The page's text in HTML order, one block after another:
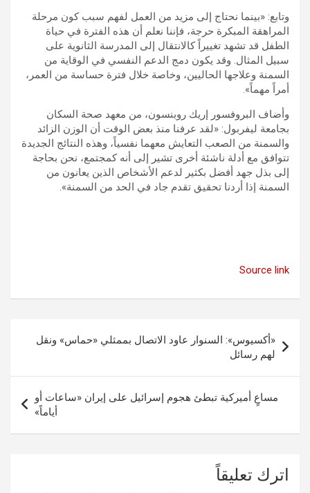
وتابع: «بينما نحتاج إلى مزيد من العمل لفهم سبب كون مرحلة
المراهقة المبكرة حرجة، فإننا نعلم أن هذه الفترة في حياة
الطفل قد تشهد تغييراً كالانتقال إلى المدرسة الثانوية على
سبيل المثال. وقد يكون دمج الدعم النفسي في الوقاية من
السمنة وعلاجها الحاليين، وخاصة خلال فترة حساسة من العمر،
أمراً مهماً».
وأضاف البروفسور إريك روبنسون، من معهد صحة السكان
بجامعة ليفربول: «لقد عرفنا منذ بعض الوقت أن الوزن الزائد
والسمنة من الصعب التعايش معهما نفسياً، وهذه النتائج الجديدة
تتوافق مع أدلة ناشئة أخرى تشير إلى أنه كمجتمع، نحن بحاجة
إلى بذل جهد أفضل بكثير لدعم الأشخاص الذين يعانون من
السمنة إذا أردنا تحقيق تقدم جاد في الحد من السمنة».
Source link
تصفّح
المقالات
«أكسيوس»: السنوار عاود الاتصال بممثلي «حماس» ونقل
لهم رسائل
مساعٍ أميركية تبطئ هجوم إسرائيل على إيران «ساعات أو
أياماً»
اترك تعليقاً